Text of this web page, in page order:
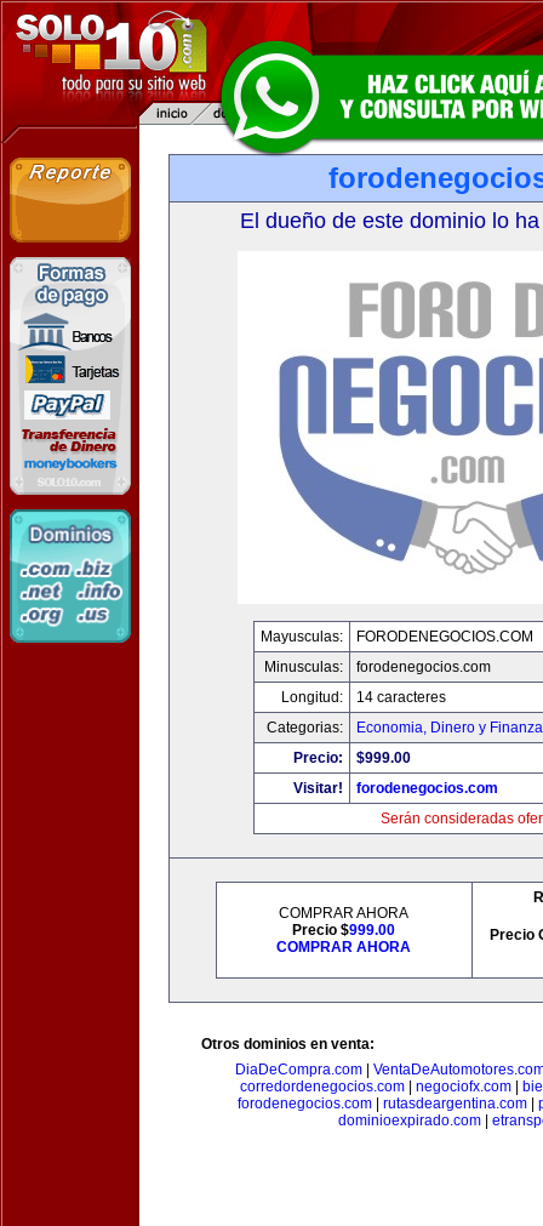
El dueño de este dominio lo
Mayusculas:
FORODENEGOCIOS.COM
Minusculas:
forodenegocios.com
Longitud:
14 caracteres
Categorias:
Economia, Dinero y
Precio:
$999.00
Visitar!
forodenegocios.com
Serán consideradas
COMPRAR AHORA
Precio $999.00
COMPRAR AHORA
Precio
Otros dominios en venta:
DiaDeCompra.com|
corredordenegocios.com
negociofx.com
forodenegocios.com| rutasdeargentina.com|
dominioexpirado.com|